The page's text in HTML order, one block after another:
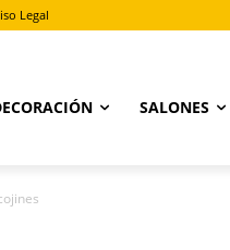
Legal
SALONES